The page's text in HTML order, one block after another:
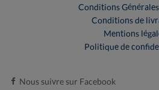
Conditions
Conditions de
Mentions
Politique de
Nous suivre sur Facebook